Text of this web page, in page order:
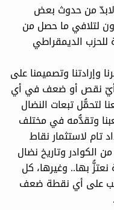
من حدوث بعض
لتلافي ما حصل من
الديمقراطي
وإرادتنا وتصميمنا على
أيّ نقص أو ضعف في أي
لتحمُّل تبعات النضال
وتقدُّمه في مختلف
تام لاستثمار نقاط
الكوادر وتاريخ نضال
بها.. وغيرها، كل
على أي نقطة ضعف